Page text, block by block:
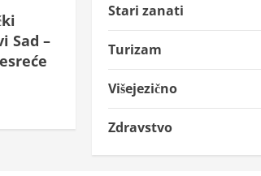
Sad –
Stari zanati
Turizam
Višejezično
Zdravstvo